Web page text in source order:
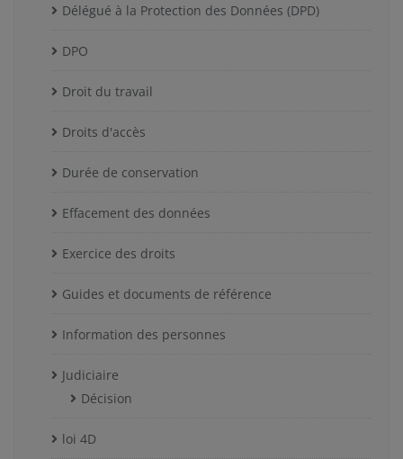
Délégué à la Protection des Données (DPD)
DPO
Droit du travail
Droits d'accès
Durée de conservation
Effacement des données
Exercice des droits
Guides et documents de référence
Information des personnes
Judiciaire
Décision
loi 4D